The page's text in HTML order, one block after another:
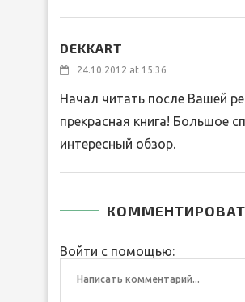
DEKKART
24.10.2012 at 15:36
Начал читать после Вашей
прекрасная книга! Большое
интересный обзор.
Войти с помощью: